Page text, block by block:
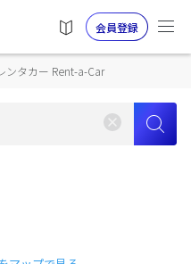
会員登録
ンタカー Rent-a-Car